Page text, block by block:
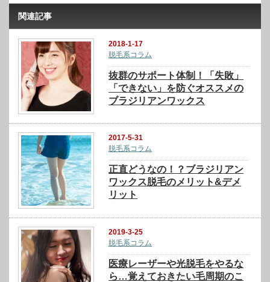
関連記事
2018-1-17
脱毛系コラム
抜群のサポート体制！「失敗」
「できない」を防ぐオススメの
ブラジリアンワックス
2017-5-31
脱毛系コラム
正直どうなの！？ブラジリアン
ワックス脱毛のメリット&デメ
リット
2019-3-25
脱毛系コラム
医療レーザーや光脱毛をやるな
ら…覚えておきたい毛周期のこ